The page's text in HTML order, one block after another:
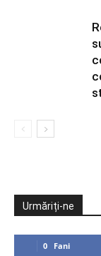
Urmăriți-ne
0 Fani